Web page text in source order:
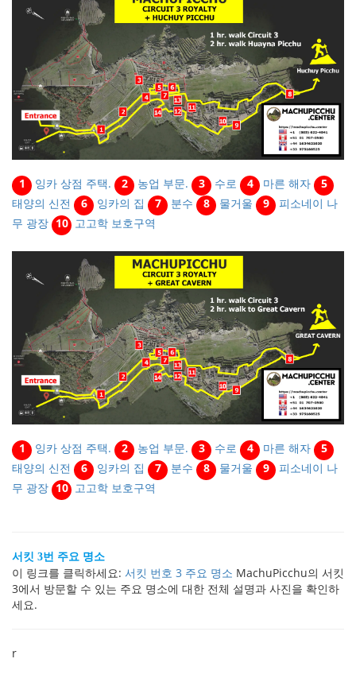
1 잉카 상점 주택. 2 농업 부문. 3 수로 4 마른 해자
5
태양의 신전
6 잉카의 집 7 분수 8 물거울 9
피소네이 나
무 광장 10 고고학 보호구역
1 잉카 상점 주택. 2 농업 부문. 3 수로 4 마른 해자
5
태양의 신전
6 잉카의 집 7 분수 8 물거울 9
피소네이 나
무 광장 10 고고학 보호구역
서킷 3번 주요 명소
이 링크를 클릭하세요: 서킷 번호 3 주요 명소 MachuPicchu의 서킷
3에서 방문할 수 있는 주요 명소에 대한 전체 설명과 사진을 확인하
세요.
r